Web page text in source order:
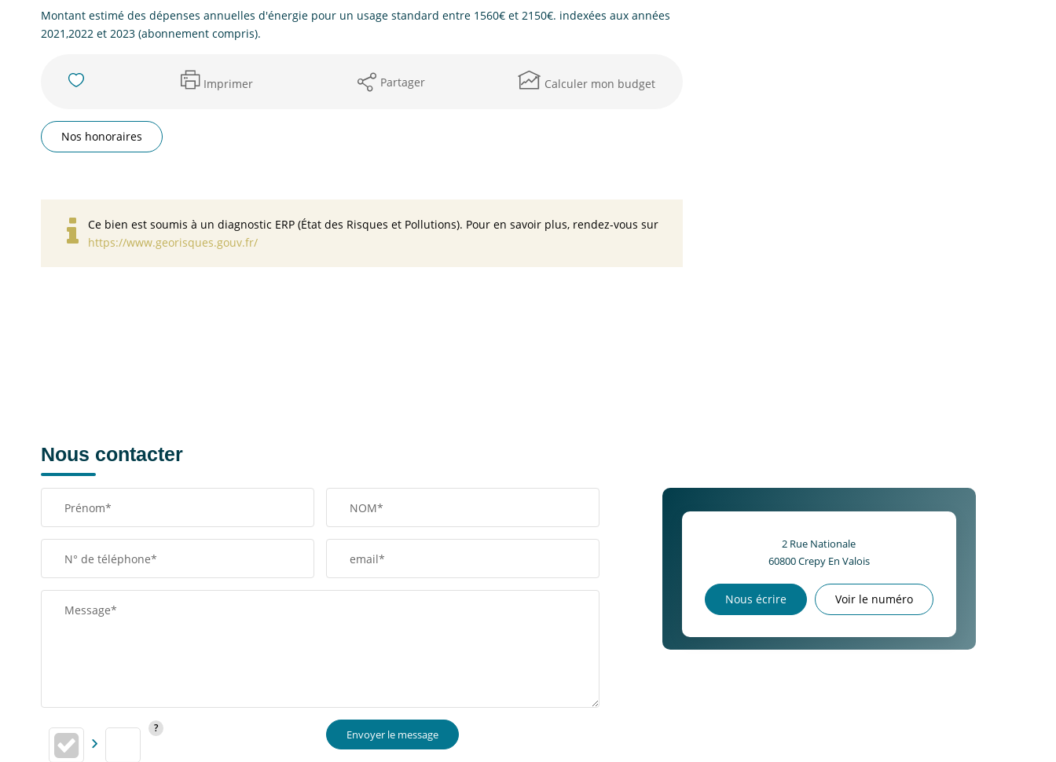
Montant estimé des dépenses annuelles d'énergie pour un usage standard entre 1560€ et 2150€. indexées aux années
2021,2022 et 2023 (abonnement compris).
Imprimer Partager Calculer mon budget
Nos honoraires
Ce bien est soumis à un diagnostic ERP (État des Risques et Pollutions). Pour en savoir plus, rendez-vous sur
https://www.georisques.gouv.fr/
Nous contacter
Prénom* NOM*
N° de téléphone* email*
Message*
Envoyer le message
2 Rue Nationale
60800Crepy En Valois
Nous écrire Voir le numéro